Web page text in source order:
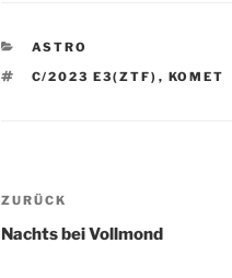
KATEGORIEN
ASTRO
SCHLAGWÖRTER
C/2023 E3(ZTF) , KOMET
Beitragsnavigation
Vorheriger
Beitrag
ZURÜCK
Nachts bei Vollmond